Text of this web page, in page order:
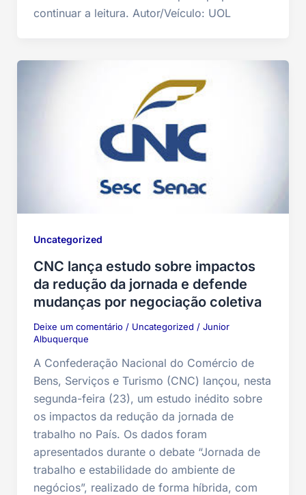
continuar a leitura. Autor/Veículo: UOL
Uncategorized
CNC lança estudo sobre impactos
da redução da jornada e defende
mudanças por negociação coletiva
Deixe um comentário / Uncategorized / Junior
Albuquerque
A Confederação Nacional do Comércio de
Bens, Serviços e Turismo (CNC) lançou, nesta
segunda-feira (23), um estudo inédito sobre
os impactos da redução da jornada de
trabalho no País. Os dados foram
apresentados durante o debate “Jornada de
trabalho e estabilidade do ambiente de
negócios”, realizado de forma híbrida, com